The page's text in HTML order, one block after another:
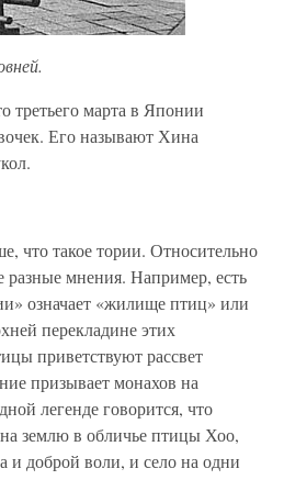
третьего марта в Японии
Его называют Хина
что такое тории. Относительно
разные мнения. Например, есть
означает «жилище птиц» или
перекладине этих
приветствуют рассвет
призывает монахов на
легенде говорится, что
землю в обличье птицы Хоо,
и доброй воли, и село на одни